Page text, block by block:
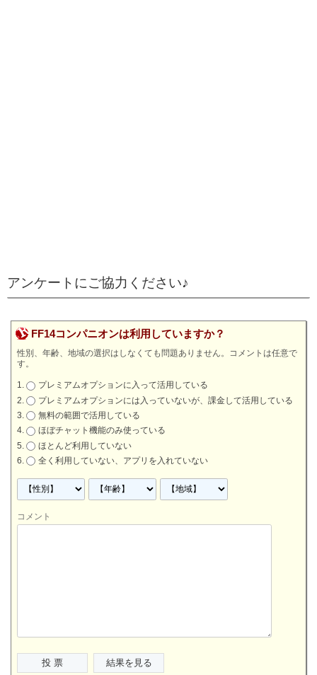
アンケートにご協力ください♪
FF14コンパニオンは利用していますか？
性別、年齢、地域の選択はしなくても問題ありません。コメントは任意で
す。
プレミアムオプションに入って活用している
プレミアムオプションには入っていないが、課金して活用している
無料の範囲で活用している
ほぼチャット機能のみ使っている
ほとんど利用していない
全く利用していない、アプリを入れていない
コメント